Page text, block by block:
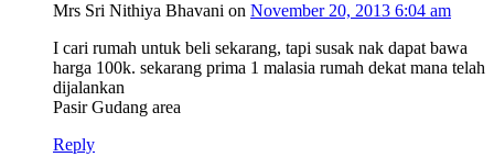
Mrs Sri Nithiya Bhavani on November 20, 2013 6:04 am
I cari rumah untuk beli sekarang, tapi susak nak dapat bawa
harga 100k. sekarang prima 1 malasia rumah dekat mana telah
dijalankan
Pasir Gudang area
Reply